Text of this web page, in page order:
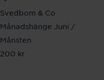
Svedbom & Co
Månadshänge Juni /
Månsten
Pris: 200 kr
200 kr